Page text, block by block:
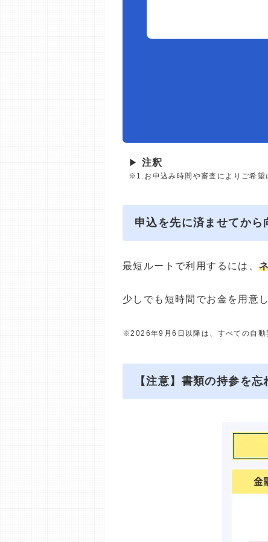
▶ 注釈
※1.お申込み時間や審査によりご希望
申込を先に済ませてから
最短ルートで利用するには、
少しでも短時間でお金を用意
※2026年9月6日以降は、すべての自動
【注意】書類の持参を忘